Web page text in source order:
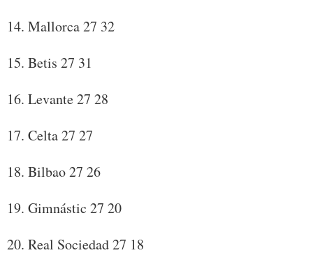
14. Mallorca 27 32
15. Betis 27 31
16. Levante 27 28
17. Celta 27 27
18. Bilbao 27 26
19. Gimnástic 27 20
20. Real Sociedad 27 18